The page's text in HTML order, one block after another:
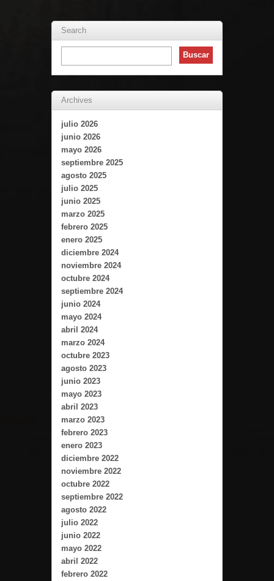
Search
Archives
julio 2026
junio 2026
mayo 2026
septiembre 2025
agosto 2025
julio 2025
junio 2025
marzo 2025
febrero 2025
enero 2025
diciembre 2024
noviembre 2024
octubre 2024
septiembre 2024
junio 2024
mayo 2024
abril 2024
marzo 2024
octubre 2023
agosto 2023
junio 2023
mayo 2023
abril 2023
marzo 2023
febrero 2023
enero 2023
diciembre 2022
noviembre 2022
octubre 2022
septiembre 2022
agosto 2022
julio 2022
junio 2022
mayo 2022
abril 2022
febrero 2022